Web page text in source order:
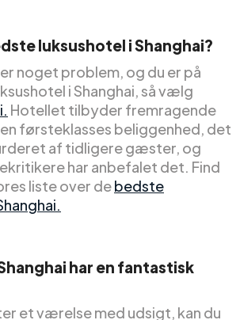
luksushotel i Shanghai?
noget problem, og du er på
i Shanghai, så vælg
Hotellet tilbyder fremragende
førsteklasses beliggenhed, det
af tidligere gæster, og
har anbefalet det. Find
liste over debedste
har en fantastisk
et værelse med udsigt, kan du